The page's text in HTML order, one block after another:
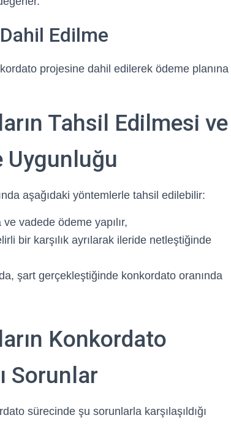
Edilme
projesine dahil edilerek ödeme planına
Tahsil Edilmesi ve
Uygunluğu
aşağıdaki yöntemlerle tahsil edilebilir:
vadede ödeme yapılır,
bir karşılık ayrılarak ileride netleştiğinde
şart gerçekleştiğinde konkordato oranında
Konkordato
Sorunlar
sürecinde şu sorunlarla karşılaşıldığı